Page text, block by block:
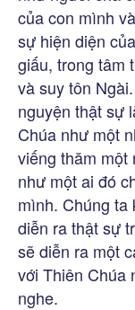
của con mình
sự hiện diện
giấu, trong tâm
và suy tôn
nguyện thật sự
Chúa như một
viếng thăm một
như một ai đó
mình. Chúng ta
diễn ra thật sự
sẽ diễn ra một
với Thiên Chúa
nghe.